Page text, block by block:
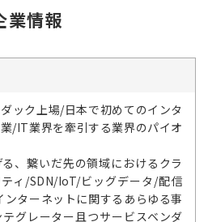
業情報
ック上場/日本で初めてのインタ
/IT業界を牽引する業界のパイオ
、繋いだ先の領域におけるクラ
ィ/SDN/IoT/ビッグデータ/配信
ターネットに関するあらゆる事
グレーター且つサービスベンダ